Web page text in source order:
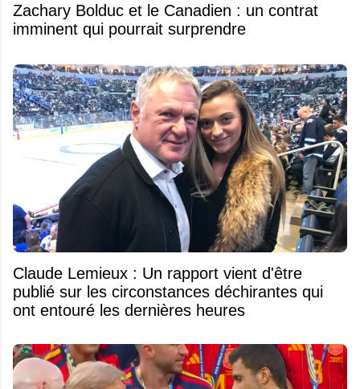
Zachary Bolduc et le Canadien : un contrat
imminent qui pourrait surprendre
Claude Lemieux : Un rapport vient d'être
publié sur les circonstances déchirantes qui
ont entouré les dernières heures